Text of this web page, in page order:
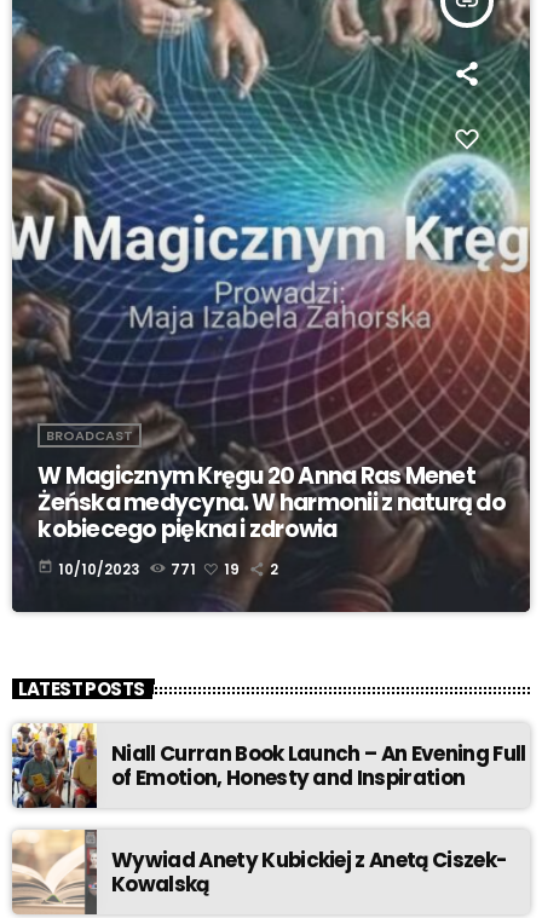
BROADCAST
W Magicznym Kręgu 20 Anna Ras Menet
Żeńska medycyna. W harmonii z naturą do
kobiecego piękna i zdrowia
today 10/10/2023 771 19 2
LATEST POSTS
Niall Curran Book Launch – An Evening Full
of Emotion, Honesty and Inspiration
Wywiad Anety Kubickiej z Anetą Ciszek-
Kowalską